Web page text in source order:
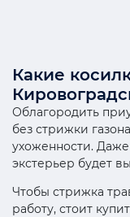
Какие
Облагородить
без стрижки
ухоженности.
экстерьер будет
Чтобы стрижка
работу, стоит